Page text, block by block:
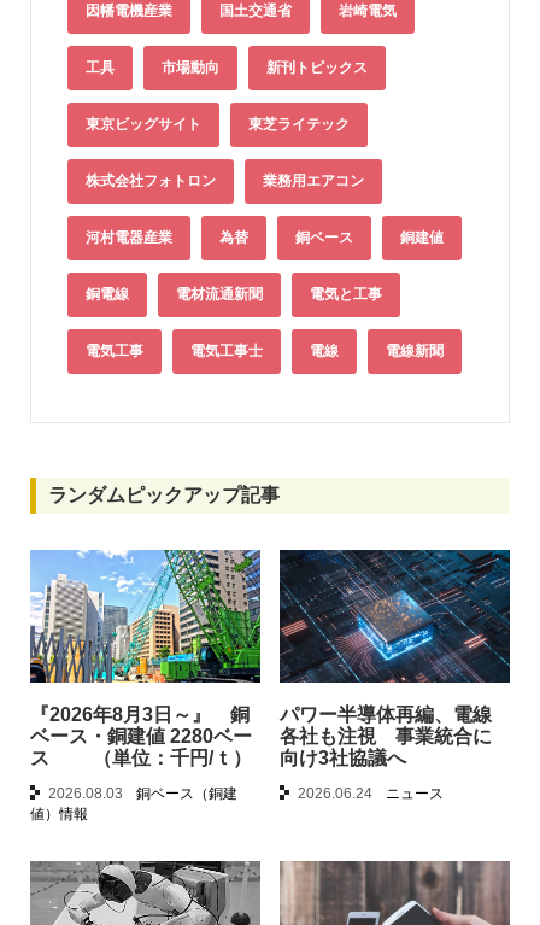
因幡電機産業 国土交通省 岩崎電気
工具 市場動向 新刊トピックス
東京ビッグサイト 東芝ライテック
株式会社フォトロン 業務用エアコン
河村電器産業 為替 銅ベース 銅建値
銅電線 電材流通新聞 電気と工事
電気工事 電気工事士 電線 電線新聞
ランダムピックアップ記事
『2026年8月3日～』 銅
ベース・銅建値 2280ベー
ス （単位：千円/ｔ）
2026.08.03
銅ベース（銅建
値）情報
パワー半導体再編、電線
各社も注視 事業統合に
向け3社協議へ
2026.06.24 ニュース